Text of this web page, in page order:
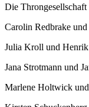
Die Throngesellschaft
Carolin Redbrake
Julia Kroll und
Jana Strotmann und
Marlene Holtwick